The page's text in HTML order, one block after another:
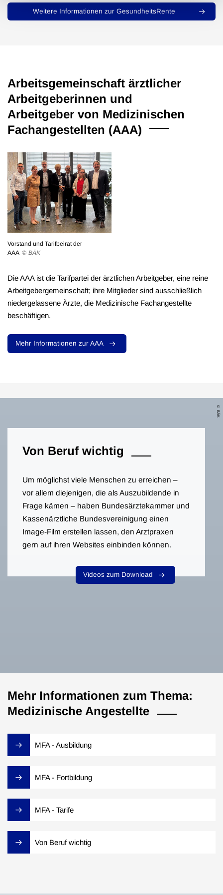
Weitere Informationen zur GesundheitsRente
Arbeitsgemeinschaft ärztlicher
Arbeitgeberinnen und
Arbeitgeber von Medizinischen
Fachangestellten (AAA)
Vorstand und Tarifbeirat der
AAA
BÄK
Die AAA ist die Tarifpartei der ärztlichen Arbeitgeber, eine reine
Arbeitgebergemeinschaft; ihre Mitglieder sind ausschließlich
niedergelassene Ärzte, die Medizinische Fachangestellte
beschäftigen.
Mehr Informationen zur AAA
Von Beruf wichtig
Um möglichst viele Menschen zu erreichen –
vor allem diejenigen, die als Auszubildende in
Frage kämen – haben Bundesärztekammer und
Kassenärztliche Bundesvereinigung einen
Image-Film erstellen lassen, den Arztpraxen
gern auf ihren Websites einbinden können.
Videos zum Download
BÄK
Mehr Informationen zum Thema:
Medizinische Angestellte
MFA - Ausbildung
MFA - Fortbildung
MFA - Tarife
Von Beruf wichtig